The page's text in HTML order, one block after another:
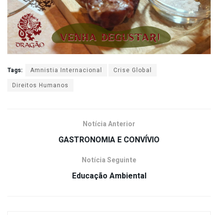
Tags: Amnistia Internacional
Crise Global
Direitos Humanos
Notícia Anterior
GASTRONOMIA E CONVÍVIO
Notícia Seguinte
Educação Ambiental